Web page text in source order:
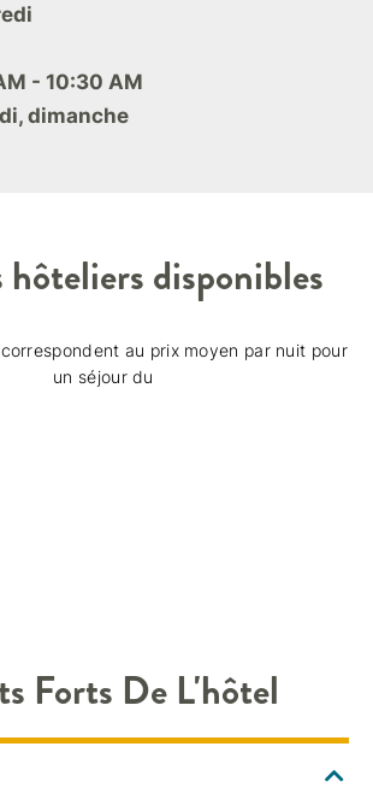
- 10:30 AM
dimanche
disponibles
au prix moyen par nuit pour
un séjour du
Forts De L'hôtel